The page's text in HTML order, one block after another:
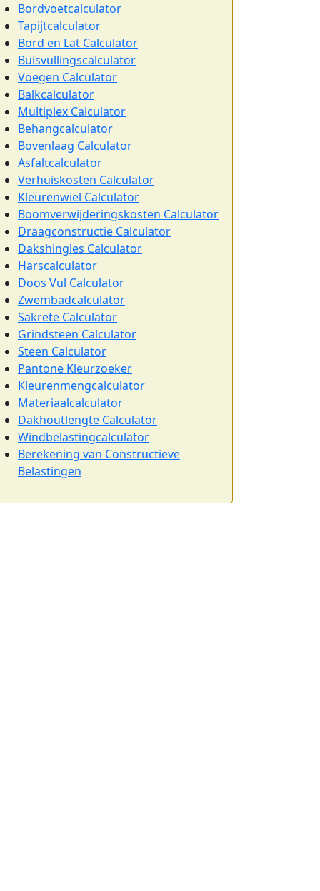
Bordvoetcalculator
Tapijtcalculator
Bord en Lat Calculator
Buisvullingscalculator
Voegen Calculator
Balkcalculator
Multiplex Calculator
Behangcalculator
Bovenlaag Calculator
Asfaltcalculator
Verhuiskosten Calculator
Kleurenwiel Calculator
Boomverwijderingskosten Calculator
Draagconstructie Calculator
Dakshingles Calculator
Harscalculator
Doos Vul Calculator
Zwembadcalculator
Sakrete Calculator
Grindsteen Calculator
Steen Calculator
Pantone Kleurzoeker
Kleurenmengcalculator
Materiaalcalculator
Dakhoutlengte Calculator
Windbelastingcalculator
Berekening van Constructieve
Belastingen